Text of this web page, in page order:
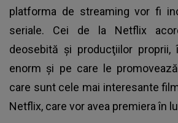
platforma de streaming vor fi
seriale. Cei de la Netflix
deosebită şi producţiilor proprii,
enorm şi pe care le
care sunt cele mai interesante
Netflix, care vor avea premiera în